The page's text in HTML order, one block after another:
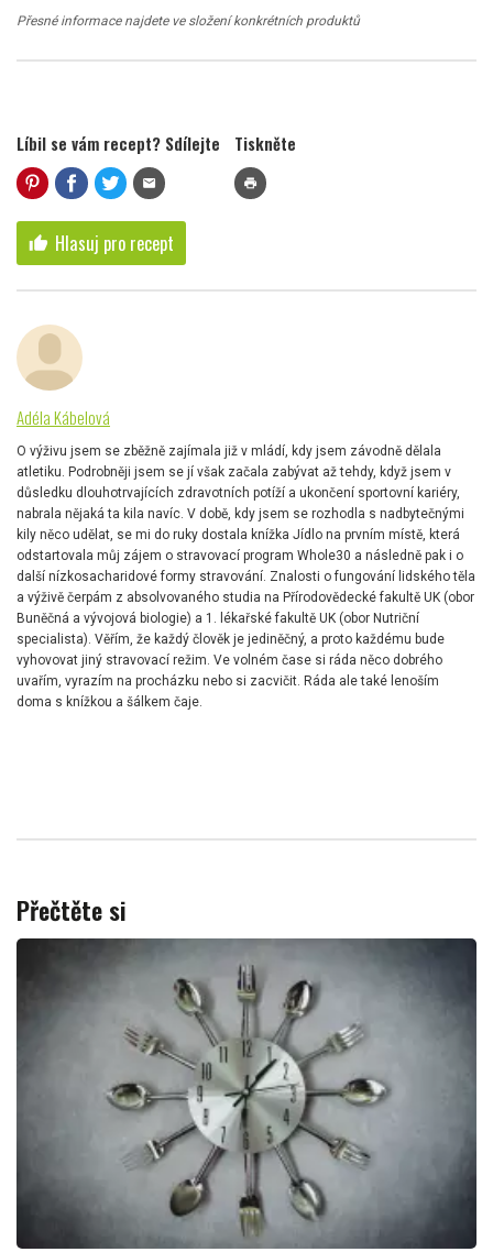
Přesné informace najdete ve složení konkrétních produktů
Líbil se vám recept? Sdílejte
mail
Tiskněte
print
thumb_up Hlasuj pro recept
Adéla Kábelová
O výživu jsem se zběžně zajímala již v mládí, kdy jsem závodně dělala
atletiku. Podrobněji jsem se jí však začala zabývat až tehdy, když jsem v
důsledku dlouhotrvajících zdravotních potíží a ukončení sportovní kariéry,
nabrala nějaká ta kila navíc. V době, kdy jsem se rozhodla s nadbytečnými
kily něco udělat, se mi do ruky dostala knížka Jídlo na prvním místě, která
odstartovala můj zájem o stravovací program Whole30 a následně pak i o
další nízkosacharidové formy stravování. Znalosti o fungování lidského těla
a výživě čerpám z absolvovaného studia na Přírodovědecké fakultě UK (obor
Buněčná a vývojová biologie) a 1. lékařské fakultě UK (obor Nutriční
specialista). Věřím, že každý člověk je jediněčný, a proto každému bude
vyhovovat jiný stravovací režim. Ve volném čase si ráda něco dobrého
uvařím, vyrazím na procházku nebo si zacvičit. Ráda ale také lenoším
doma s knížkou a šálkem čaje.
Přečtěte si